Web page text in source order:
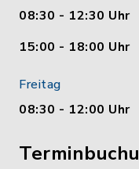
08:30 - 12:30 Uhr
15:00 - 18:00 Uhr
Freitag
08:30 - 12:00 Uhr